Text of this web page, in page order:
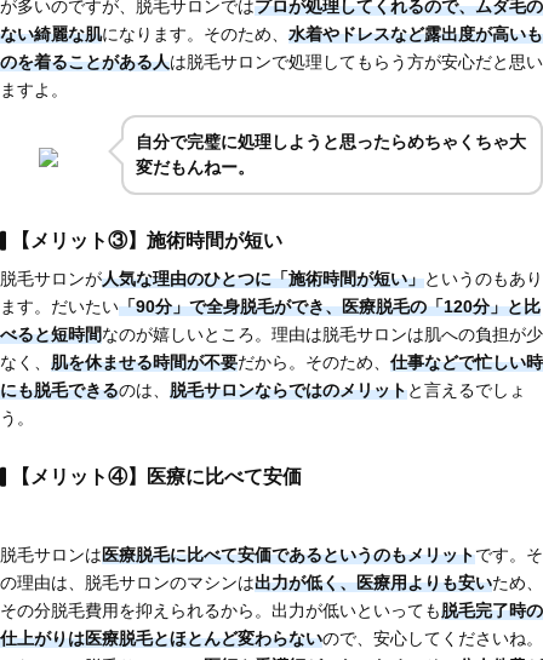
が多いのですが、脱毛サロンではプロが処理してくれるので、ムダ毛の
ない綺麗な肌になります。そのため、 水着やドレスなど露出度が高いも
のを着ることがある人は脱毛サロンで処理してもらう方が安心だと思い
ますよ。
自分で完璧に処理しようと思ったらめちゃくちゃ大
変だもんねー。
【メリット③】施術時間が短い
脱毛サロンが人気な理由のひとつに「施術時間が短い」というのもあり
ます。だいたい「90分」で全身脱毛ができ、医療脱毛の「120分」と比
べると短時間なのが嬉しいところ。理由は脱毛サロンは肌への負担が少
なく、 肌を休ませる時間が不要だから。そのため、 仕事などで忙しい時
にも脱毛できるのは、 脱毛サロンならではのメリットと言えるでしょ
う。
【メリット④】医療に比べて安価
脱毛サロンは医療脱毛に比べて安価であるというのもメリットです。そ
の理由は、脱毛サロンのマシンは出力が低く、医療用よりも安いため、
その分脱毛費用を抑えられるから。出力が低いといっても脱毛完了時の
仕上がりは医療脱毛とほとんど変わらないので、安心してくださいね。